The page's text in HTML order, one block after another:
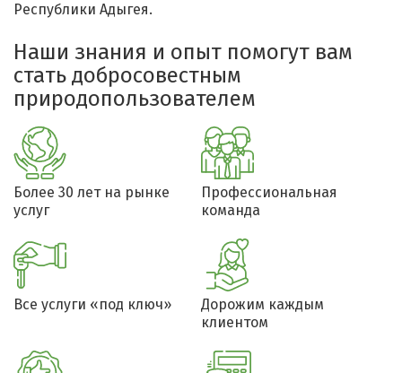
Республики Адыгея.
Наши знания и опыт помогут вам
стать добросовестным
природопользователем
Более 30 лет на рынке
услуг
Профессиональная
команда
Все услуги «под ключ»
Дорожим каждым
клиентом